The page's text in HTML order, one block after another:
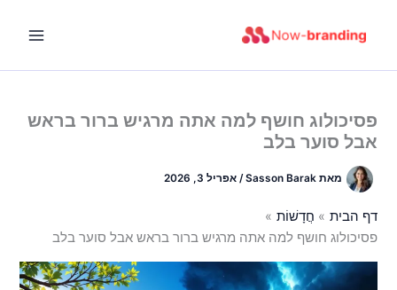
פסיכולוג חושף למה אתה מרגיש ברור בראש
אבל סוער בלב
מאתSasson Barak
/אפריל 3, 2026
דף הבית
חֲדָשׁוֹת
פסיכולוג חושף למה אתה מרגיש ברור בראש אבל סוער בלב